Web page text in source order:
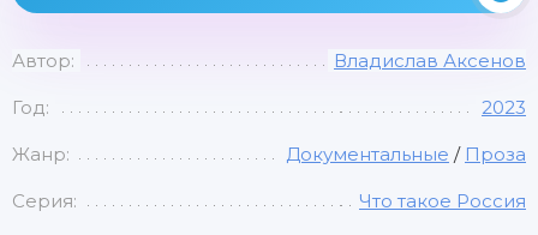
Автор: Владислав Аксенов
Год: 2023
Жанр: Документальные / Проза
Серия: Что такое Россия